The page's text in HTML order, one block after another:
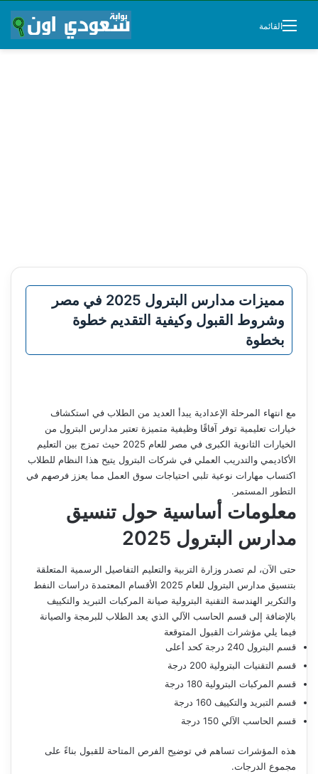
القائمة
مميزات مدارس البترول 2025 في مصر
وشروط القبول وكيفية التقديم خطوة
بخطوة
مع انتهاء المرحلة الإعدادية يبدأ العديد من الطلاب في استكشاف
خيارات تعليمية توفر آفاقًا وظيفية متميزة تعتبر مدارس البترول من
الخيارات الثانوية الكبرى في مصر للعام 2025 حيث تمزج بين التعليم
الأكاديمي والتدريب العملي في شركات البترول يتيح هذا النظام للطلاب
اكتساب مهارات نوعية تلبي احتياجات سوق العمل مما يعزز فرصهم في
التطور المستمر.
معلومات أساسية حول تنسيق
مدارس البترول 2025
حتى الآن، لم تصدر وزارة التربية والتعليم التفاصيل الرسمية المتعلقة
بتنسيق مدارس البترول للعام 2025 الأقسام المعتمدة دراسات النفط
والتكرير الهندسة التقنية البترولية صيانة المركبات التبريد والتكييف
بالإضافة إلى قسم الحاسب الآلي الذي يعد الطلاب للبرمجة والصيانة
فيما يلي مؤشرات القبول المتوقعة
قسم البترول 240 درجة كحد أعلى
قسم التقنيات البترولية 200 درجة
قسم المركبات البترولية 180 درجة
قسم التبريد والتكييف 160 درجة
قسم الحاسب الآلي 150 درجة
هذه المؤشرات تساهم في توضيح الفرص المتاحة للقبول بناءً على
مجموع الدرجات.